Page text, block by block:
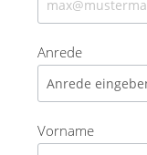
Anrede
Vorname